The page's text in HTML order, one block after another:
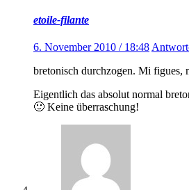
etoile-filante
6. November 2010 / 18:48
bretonisch durchzogen. Mi figues,
Eigentlich das absolut normal
🙂 Keine überraschung!